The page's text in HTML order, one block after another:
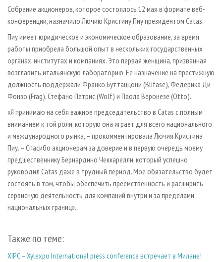
ПРОИЗВОДСТВО МЕБЕЛИ
БИОЭНЕРГЕТИКА
ЦБП
ИНСТРУМЕНТ И МАТЕРИАЛЫ
ПРИОРИТЕТНЫЕ ИНВЕСТПРОЕКТЫ
RUSSIAN FORESTRY REVIEW
ГАЗЕТА ЛЕСПРОМФОРУМ
БИБЛИОТЕКА СПЕЦИАЛИСТА
Собрание акционеров, которое состоялось 12 мая в формате веб-
конференции, назначило Лючию Кристину Пиу президентом Catas.
Пиу имеет юридическое и экономическое образование, за время
работы приобрела большой опыт в нескольких государственных
органах, институтах и компаниях. Это первая женщина, призванная
возглавить итальянскую лабораторию. Ее назначение на престижную
должность поддержали Франко Буттаццони (Blifase), Федерика Ди
Фонзо (Frag), Стефано Петрис (Wolf) и Паола Веронезе (Оttо).
«Я принимаю на себя важное председательство в Catas с полным
вниманием к той роли, которую она играет для всего национального
и международного рынка, – прокомментировала Лючия Кристина
Пиу. – Спасибо акционерам за доверие и в первую очередь моему
предшественнику Бернардино Чеккарелли, который успешно
руководил Catas даже в трудный период. Мое обязательство будет
состоять в том, чтобы обеспечить преемственность и расширить
сервисную деятельность для компаний внутри и за пределами
национальных границ».
Также по теме:
XIPC – Xylexpo International press conference встречает в Милане!